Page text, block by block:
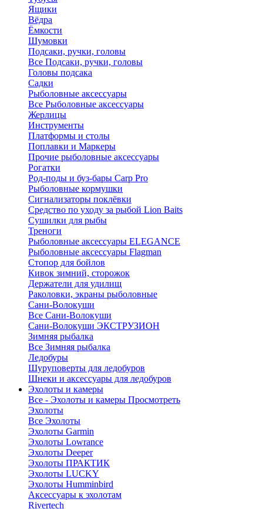
Ящики
Вёдра
Ёмкости
Шумовки
Подсаки, ручки, головы
Все Подсаки, ручки, головы
Головы подсака
Садки
Рыболовные аксессуары
Все Рыболовные аксессуары
Жерлицы
Инструменты
Платформы и столы
Поплавки и Маркеры
Прочие рыболовные аксессуары
Рогатки
Род-поды и буз-бары Carp Pro
Рыболовные кормушки
Сигнализаторы поклёвки
Средство по уходу за рыбой Lion Baits
Сушилки для рыбы
Треноги
Рыболовные аксессуары ELEGANCE
Рыболовные аксессуары Flagman
Стопор для бойлов
Кивок зимний, сторожок
Держатели для удилищ
Раколовки, экраны рыболовные
Сани-Волокуши
Все Сани-Волокуши
Сани-Волокуши ЭКСТРУЗИОН
Зимняя рыбалка
Все Зимняя рыбалка
Ледобуры
Шуруповерты для ледобуров
Шнеки и аксессуары для ледобуров
Эхолоты и камеры
Все - Эхолоты и камеры Просмотреть
Эхолоты
Все Эхолоты
Эхолоты Garmin
Эхолоты Lowrance
Эхолоты Deeper
Эхолоты ПРАКТИК
Эхолоты LUCKY
Эхолоты Humminbird
Аксессуары к эхолотам
Rivertech